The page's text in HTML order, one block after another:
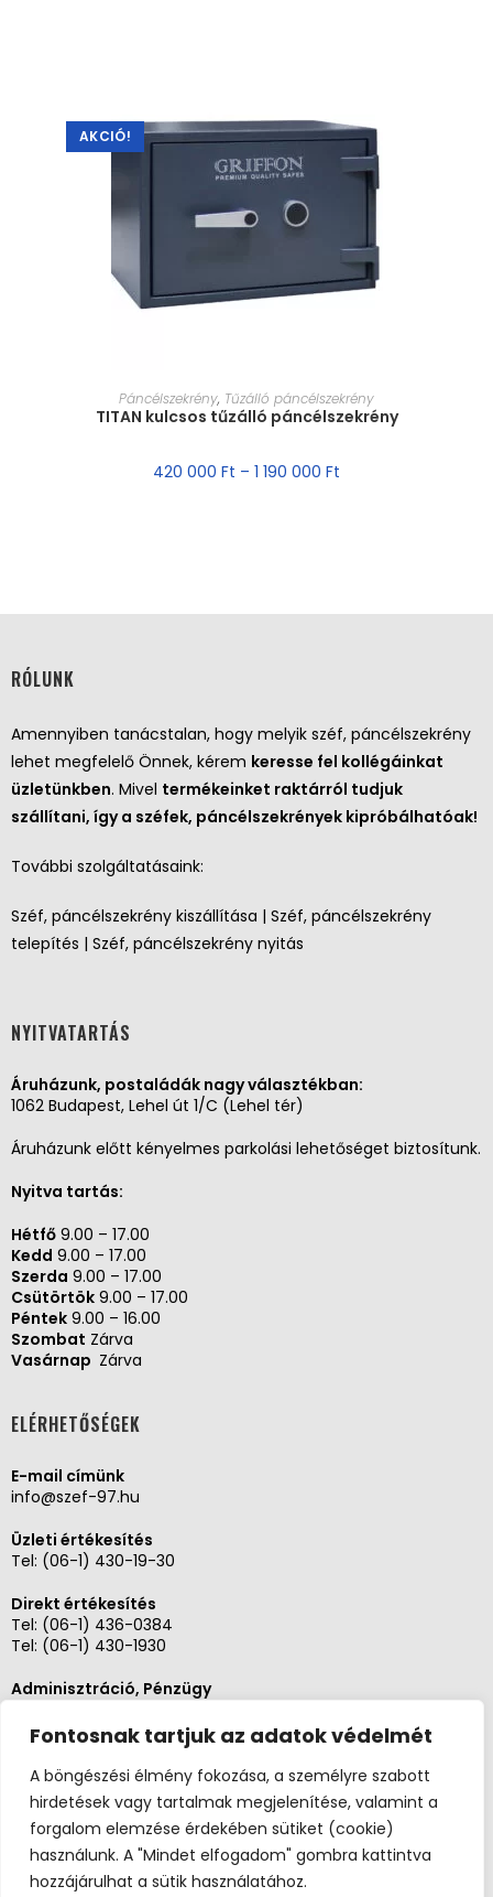
Fontosnak tartjuk az adatok védelmét
A böngészési élmény fokozása, a személyre szabott
hirdetések vagy tartalmak megjelenítése, valamint a
forgalom elemzése érdekében sütiket (cookie)
használunk. A "Mindet elfogadom" gombra kattintva
hozzájárulhat a sütik használatához.
AKCIÓ!
MÉRET VÁLASZTÁSA
Páncélszekrény, Tűzálló páncélszekrény
TITAN kulcsos tűzálló páncélszekrény
420 000 Ft – 1 190 000 Ft
RÓLUNK
Amennyiben tanácstalan, hogy melyik széf, páncélszekrény
lehet megfelelő Önnek, kérem keresse fel kollégáinkat
üzletünkben. Mivel termékeinket raktárról tudjuk
szállítani, így a széfek, páncélszekrények kipróbálhatóak!
További szolgáltatásaink:
Széf, páncélszekrény kiszállítása | Széf, páncélszekrény
telepítés | Széf, páncélszekrény nyitás
NYITVATARTÁS
Áruházunk, postaládák nagy választékban:
1062 Budapest, Lehel út 1/C (Lehel tér)
Áruházunk előtt kényelmes parkolási lehetőséget biztosítunk.
Nyitva tartás:
Hétfő 9.00 – 17.00
Kedd 9.00 – 17.00
Szerda 9.00 – 17.00
Csütörtök 9.00 – 17.00
Péntek 9.00 – 16.00
Szombat Zárva
Vasárnap Zárva
ELÉRHETŐSÉGEK
E-mail címünk
info@szef-97.hu
Üzleti értékesítés
Tel: (06-1) 430-19-30
Direkt értékesítés
Tel: (06-1) 436-0384
Tel: (06-1) 430-1930
Adminisztráció, Pénzügy
Szerviz és karbantartás
Tel: (06-20)3268654
Tel: (06-1) 436-0384